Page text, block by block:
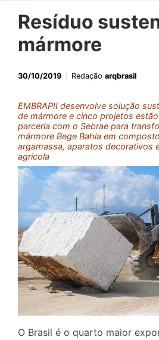
Resíduo
mármore
30/10/2019 Redação arqbrasil
EMBRAPII desenvolve solução
de mármore e cinco projetos
parceria com o Sebrae para
mármore Bege Bahia em
argamassa, aparatos decorativos
agrícola
O Brasil é o quarto maior